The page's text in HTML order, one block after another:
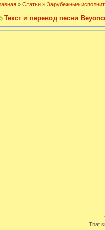
» Статьи » Зарубежные
Текст и перевод песни
That